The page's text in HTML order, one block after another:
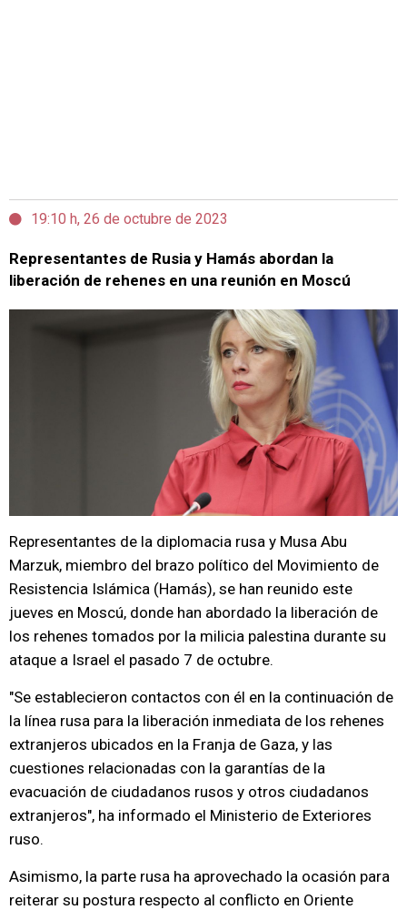
19:10 h, 26 de octubre de 2023
Representantes de Rusia y Hamás abordan la
liberación de rehenes en una reunión en Moscú
Representantes de la diplomacia rusa y Musa Abu
Marzuk, miembro del brazo político del Movimiento de
Resistencia Islámica (Hamás), se han reunido este
jueves en Moscú, donde han abordado la liberación de
los rehenes tomados por la milicia palestina durante su
ataque a Israel el pasado 7 de octubre.
"Se establecieron contactos con él en la continuación de
la línea rusa para la liberación inmediata de los rehenes
extranjeros ubicados en la Franja de Gaza, y las
cuestiones relacionadas con la garantías de la
evacuación de ciudadanos rusos y otros ciudadanos
extranjeros", ha informado el Ministerio de Exteriores
ruso.
Asimismo, la parte rusa ha aprovechado la ocasión para
reiterar su postura respecto al conflicto en Oriente